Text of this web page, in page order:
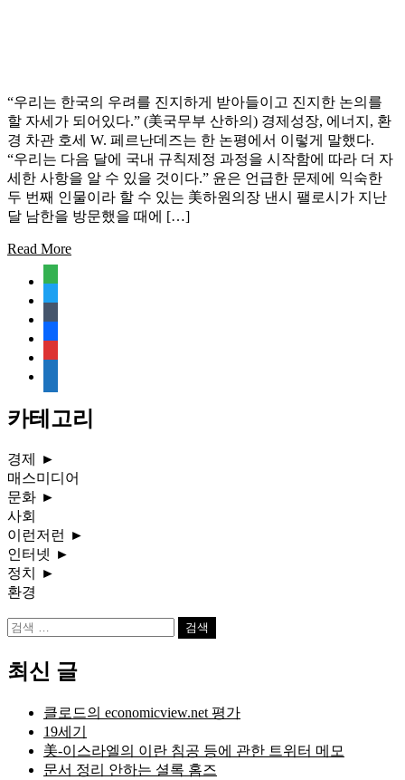
“우리는 한국의 우려를 진지하게 받아들이고 진지한 논의를
할 자세가 되어있다.” (美국무부 산하의) 경제성장, 에너지, 환
경 차관 호세 W. 페르난데즈는 한 논평에서 이렇게 말했다.
“우리는 다음 달에 국내 규칙제정 과정을 시작함에 따라 더 자
세한 사항을 알 수 있을 것이다.” 윤은 언급한 문제에 익숙한
두 번째 인물이라 할 수 있는 美하원의장 낸시 팰로시가 지난
달 남한을 방문했을 때에 […]
Read More
document
카테고리
경제
►
매스미디어
문화 ►
사회
이런저런 ►
인터넷 ►
정치
►
환경
검
최신 글
클로드의 economicview.net 평가
19세기
美-이스라엘의 이란 침공 등에 관한 트위터 메모
문서 정리 안하는 셜록 홈즈